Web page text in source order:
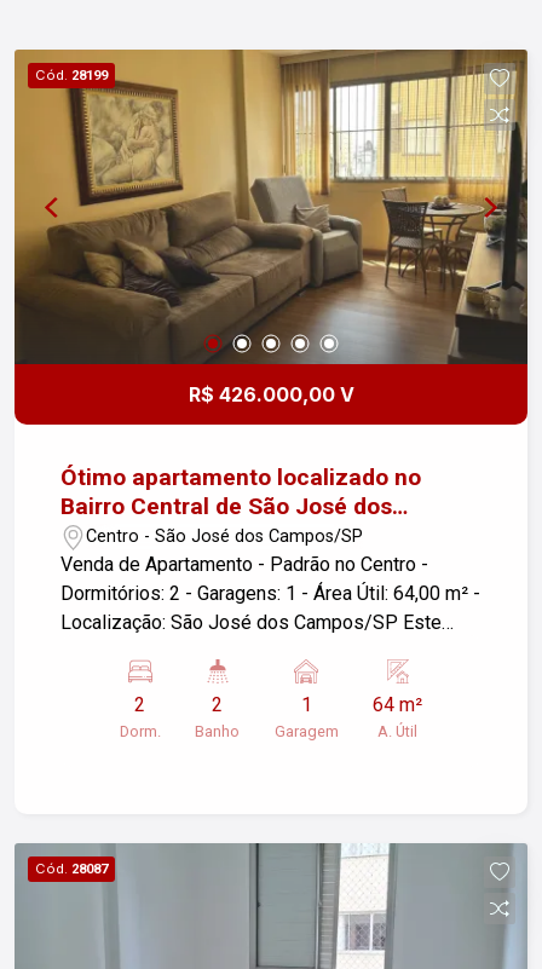
Cód. 28199
R$ 426.000,00 V
Ótimo apartamento localizado no
Bairro Central de São José dos
Campos
Centro - São José dos Campos/SP
Venda de Apartamento - Padrão no Centro -
Dormitórios: 2 - Garagens: 1 - Área Útil: 64,00 m² -
Localização: São José dos Campos/SP Este
uma localização central, ideal para quem busca
praticidade e acesso fácil a serviços e
comodidades. Se você está interessado ou
2
Dorm.
2
Banho
1
Garagem
64 m²
A. Útil
Cód. 28087